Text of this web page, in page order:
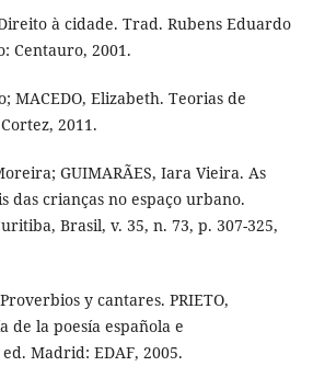
à cidade. Trad. Rubens Eduardo
Centauro, 2001.
MACEDO, Elizabeth. Teorias de
2011.
GUIMARÃES, Iara Vieira. As
das crianças no espaço urbano.
Brasil, v. 35, n. 73, p. 307-325,
y cantares. PRIETO,
de la poesía española e
Madrid: EDAF, 2005.